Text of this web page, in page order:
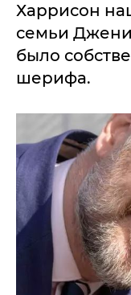
Харрисон
семьи
было
шерифа.